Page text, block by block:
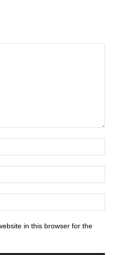
in this browser for the